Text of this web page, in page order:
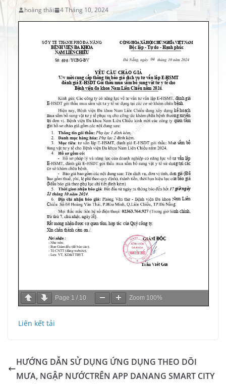
hoàng thái 4 Tháng 10, 2024
Page 1 / 10 Zoom 100%
Liên kết tải
HƯỚNG DẪN SỬ DỤNG ỨNG DỤNG THEO DÕI
MƯA, NGẬP NƯỚCTRÊN APP DANANG SMART CITY